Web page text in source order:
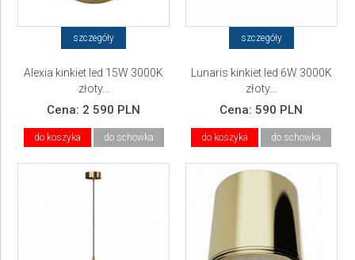
szczegóły
Alexia kinkiet led 15W 3000K
złoty...
Cena: 2 590 PLN
do koszyka do schowka
szczegóły
Lunaris kinkiet led 6W 3000K
złoty...
Cena: 590 PLN
do koszyka do schowka